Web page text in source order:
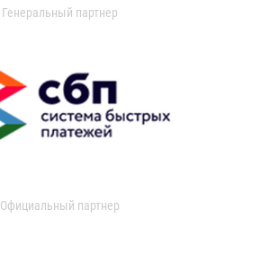
Генеральный партнер
Официальный партнер